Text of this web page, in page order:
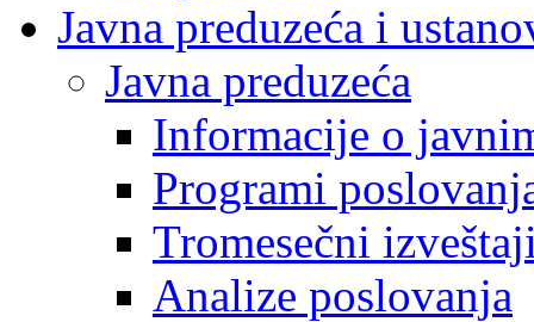
Javna preduzeća i
Javna preduzeća
Informacije o
Programi
Tromesečni
Analize poslovanja